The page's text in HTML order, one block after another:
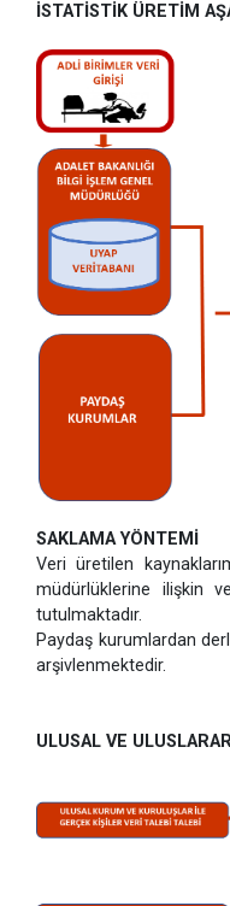
İSTATİSTİK ÜRETİM
SAKLAMA YÖNTEMİ
Veri üretilen
müdürlüklerine ilişkin
tutulmaktadır.
Paydaş kurumlardan
arşivlenmektedir.
ULUSAL VE